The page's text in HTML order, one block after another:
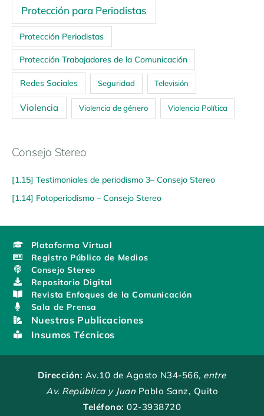
Protección para Periodistas
Protección Periodistas
Protección Trabajadores de la Comunicación
Redes Sociales Seguridad Televisión
Violencia Violencia de género Violencia Política
Consejo Stereo
[1.15] Testimoniales de periodismo 3– Consejo Stereo
[1.14] Fotoperiodismo – Consejo Stereo
Plataforma Virtual
Registro Público de Medios
Consejo Stereo
Repositorio Digital
Revista Enfoques de la Comunicación
Sala de Prensa
Nuestras Publicaciones
Insumos Técnicos
Dirección: Av.10 de Agosto N34-566, entre
Av. República y Juan Pablo Sanz, Quito
Teléfono: 02-3938720